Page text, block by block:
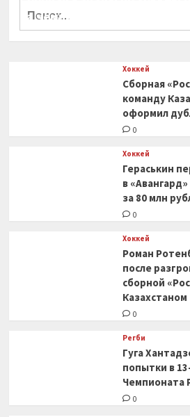
на чемпионат мира
Хоккей
Сборная
команду
оформил
0
Хоккей
Гераськин
в
за 80 млн
0
Хоккей
Роман
после
сборной
Казахстаном
0
Регби
Гуга
попытки в
Чемпионата
0